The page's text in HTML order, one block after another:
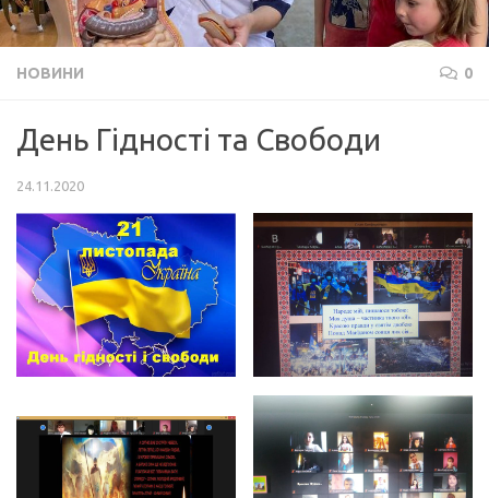
НОВИНИ 0
День Гідності та Свободи
24.11.2020